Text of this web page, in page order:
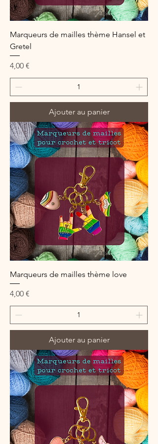
Marqueurs de mailles thème Hansel et
Gretel
Prix
4,00 €
Ajouter au panier
Marqueurs de mailles thème love
Prix
4,00 €
Ajouter au panier